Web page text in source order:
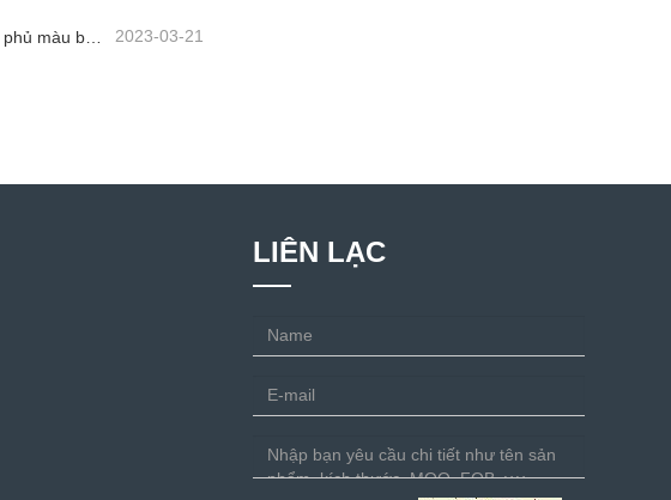
Nhà sản xuất ván phủ màu: Ván phủ màu bông tuyết dùng để trang trí được lăn chuẩn xác ra khỏi dây chuyền sản xuất 2023-03-21
LIÊN LẠC